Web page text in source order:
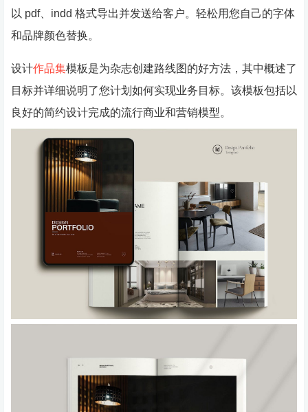
以 pdf、indd 格式导出并发送给客户。轻松用您自己的字体
和品牌颜色替换。
设计作品集模板是为杂志创建路线图的好方法，其中概述了
目标并详细说明了您计划如何实现业务目标。该模板包括以
良好的简约设计完成的流行商业和营销模型。